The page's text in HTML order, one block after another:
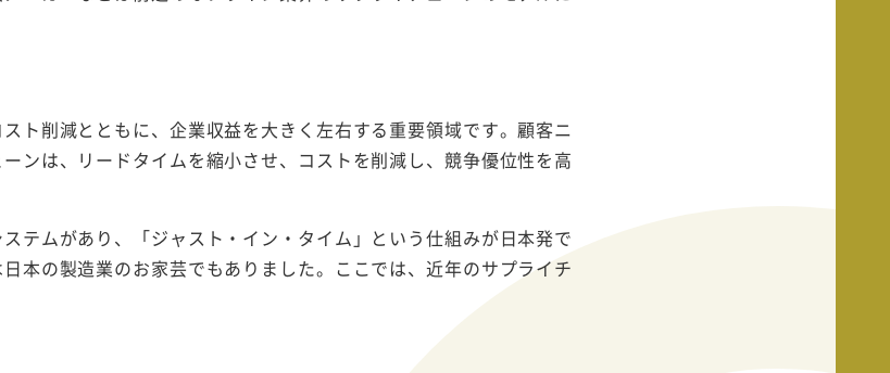
ト削減とともに、企業収益を大きく左右する重要領域です。顧客ニ
ンは、リードタイムを縮小させ、コストを削減し、競争優位性を高
テムがあり、「ジャスト・イン・タイム」という仕組みが日本発で
本の製造業のお家芸でもありました。ここでは、近年のサプライチ